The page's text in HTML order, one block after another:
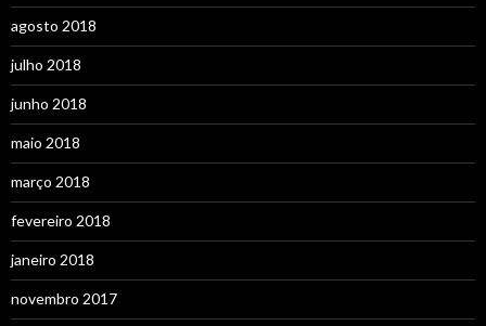
agosto 2018
julho 2018
junho 2018
maio 2018
março 2018
fevereiro 2018
janeiro 2018
novembro 2017